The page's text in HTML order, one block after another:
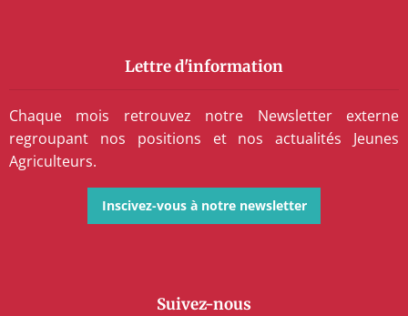
Lettre d'information
Chaque mois retrouvez notre Newsletter externe
regroupant nos positions et nos actualités Jeunes
Agriculteurs.
Inscivez-vous à notre newsletter
Suivez-nous